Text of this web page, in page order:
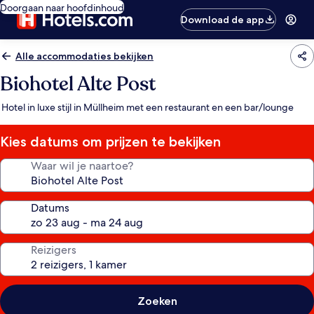
Doorgaan naar hoofdinhoud
Download de app
Alle accommodaties bekijken
Biohotel Alte Post
Hotel in luxe stijl in Müllheim met een restaurant en een bar/lounge
Kies datums om prijzen te bekijken
Waar wil je naartoe?
Datums
Reizigers
Zoeken